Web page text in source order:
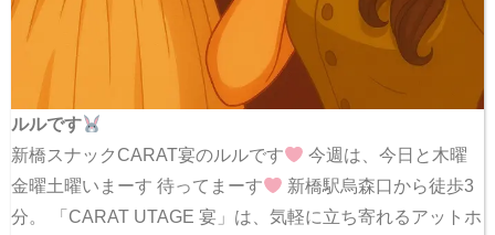
ルルです
新橋スナックCARAT宴のルルです
今週は、今日と木曜
金曜土曜いまーす 待ってまーす
新橋駅烏森口から徒歩3
分。 「CARAT UTAGE 宴」は、気軽に立ち寄れるアットホ